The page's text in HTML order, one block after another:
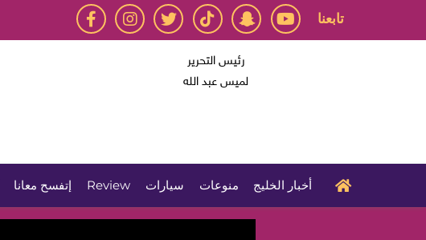
تابعنا
رئيس التحرير
لميس عبد الله
أخبار الخليج منوعات سيارات Review إتفسح معانا